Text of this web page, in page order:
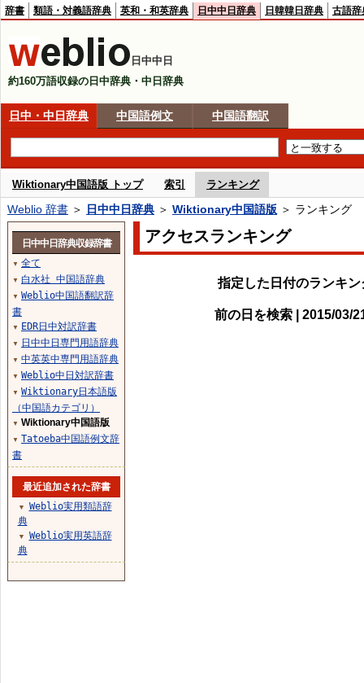
辞書 類語・対義語辞典 英和・和英辞典 日中中日辞典 日韓韓日辞典 古語辞
日中中日
約160万語収録の日中辞典・中日辞典
日中・中日辞典 中国語例文 中国語翻訳
Wiktionary中国語版 トップ 索引 ランキング
Weblio 辞書 ＞ 日中中日辞典 ＞ Wiktionary中国語版 ＞ ランキング
アクセスランキング
指定した日付のランキ
前の日を検索 | 2015/03/
日中中日辞典収録辞書
▼ 全て
▼ 白水社 中国語辞典
▼ Weblio中国語翻訳辞
書
▼ EDR日中対訳辞書
▼ 日中中日専門用語辞典
▼ 中英英中専門用語辞典
▼ Weblio中日対訳辞書
▼ Wiktionary日本語版
（中国語カテゴリ）
▼ Wiktionary中国語版
▼ Tatoeba中国語例文辞
書
最近追加された辞書
▼
Weblio実用類語辞
典
▼
Weblio実用英語辞
典